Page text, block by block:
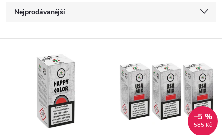
Ř
a
Nejprodávanější
Nejdražší
Abecedně
585 Kč
–5 %